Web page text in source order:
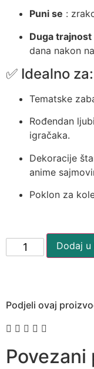
Puni se :
Duga trajnost
dana nakon
✅ Idealno za:
Tematske
Rođendan
igračaka.
Dekoracije
anime
Poklon za
Dodaj u
Podjeli ovaj
Povezani